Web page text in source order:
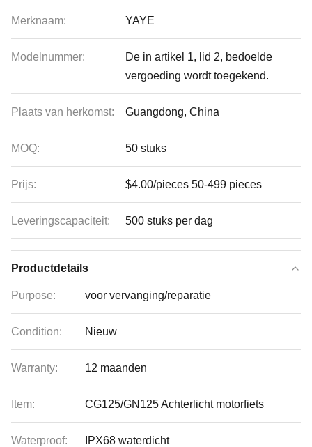
Merknaam: YAYE
Modelnummer:
De in artikel 1, lid 2, bedoelde
vergoeding wordt toegekend.
Plaats van herkomst: Guangdong, China
MOQ: 50 stuks
Prijs: $4.00/pieces 50-499 pieces
Leveringscapaciteit: 500 stuks per dag
Productdetails
Purpose: voor vervanging/reparatie
Condition: Nieuw
Warranty: 12 maanden
Item: CG125/GN125 Achterlicht motorfiets
Waterproof: IPX68 waterdicht